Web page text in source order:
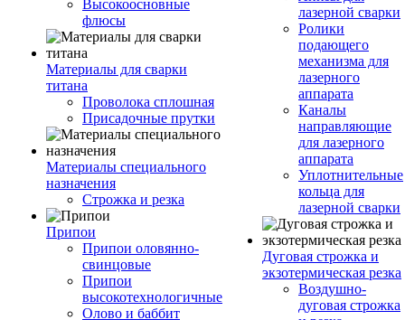
Высокоосновные
флюсы
Материалы для сварки
титана
Проволока сплошная
Присадочные прутки
Материалы специального
назначения
Строжка и резка
Припои
Припои оловянно-
свинцовые
Припои
высокотехнологичные
Олово и баббит
лазерной сварки
Ролики
подающего
механизма для
лазерного
аппарата
Каналы
направляющие
для лазерного
аппарата
Уплотнительные
кольца для
лазерной сварки
Дуговая строжка и
экзотермическая резка
Воздушно-
дуговая строжка